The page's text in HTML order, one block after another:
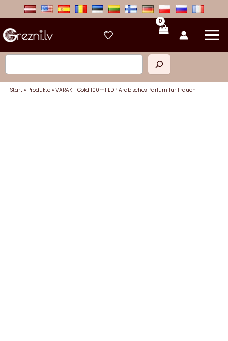
Suchen
Start Produkte VARAKH Gold 100ml EDP Arabisches Parfüm für Frauen